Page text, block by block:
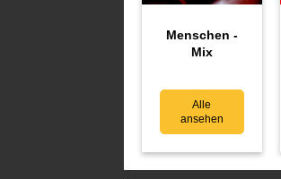
Menschen -
Mix
Alle
ansehen